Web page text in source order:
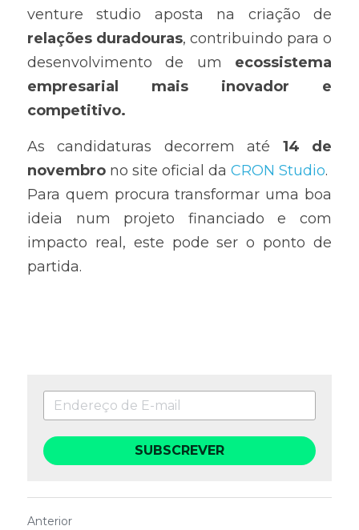
relações duradouras, contribuindo para o
desenvolvimento de um ecossistema
empresarial mais inovador e
competitivo.
As candidaturas decorrem até 14 de
novembro no site oficial da CRON Studio.
Para quem procura transformar uma boa
ideia num projeto financiado e com
impacto real, este pode ser o ponto de
partida.
SUBSCREVER
Anterior